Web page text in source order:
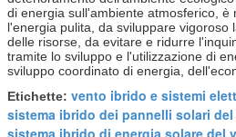
di energia sull'ambiente atmosferico, è
l'energia pulita, da sviluppare vigoroso
delle risorse, da evitare e ridurre
tramite lo sviluppo e l'utilizzazione di
sviluppo coordinato di energia,
Etichette: vento ibrido e sistemi
sistema ibrido dei pannelli solari
sistema ibrido di energia solare del